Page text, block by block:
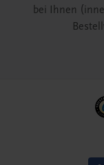
bei Ihnen